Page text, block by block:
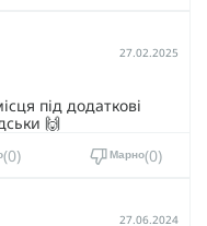
27.02.2025
під додаткові
🙌
0 Марно 0
27.06.2024